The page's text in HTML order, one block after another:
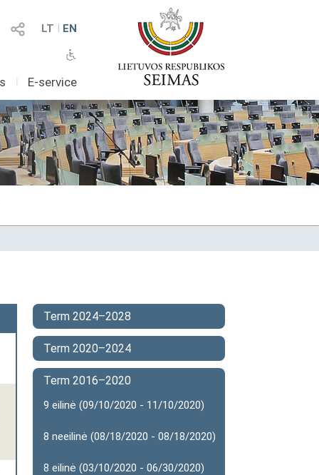
LT I EN
I E-service
Term 2024–2028
Term 2020–2024
Term 2016–2020
9 eilinė (09/10/2020 - 11/10/2020)
8 neeilinė (08/18/2020 - 08/18/2020)
8 eilinė (03/10/2020 - 06/30/2020)